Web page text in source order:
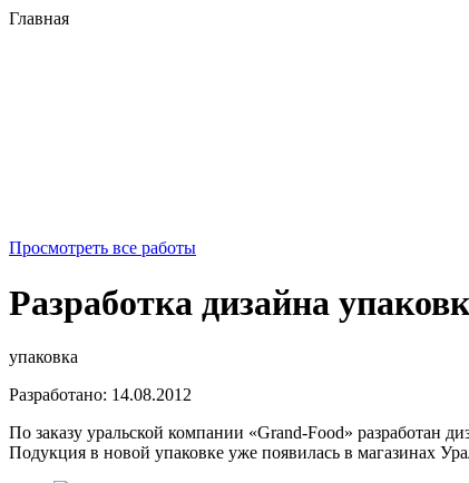
Главная
Просмотреть все работы
Разработка дизайна
упаковка
Разработано: 14.08.2012
По заказу уральской компании «Grand-Food» разработан
Подукция в новой упаковке уже появилась в магазинах